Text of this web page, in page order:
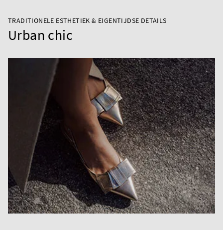
TRADITIONELE ESTHETIEK & EIGENTIJDSE DETAILS
Urban chic